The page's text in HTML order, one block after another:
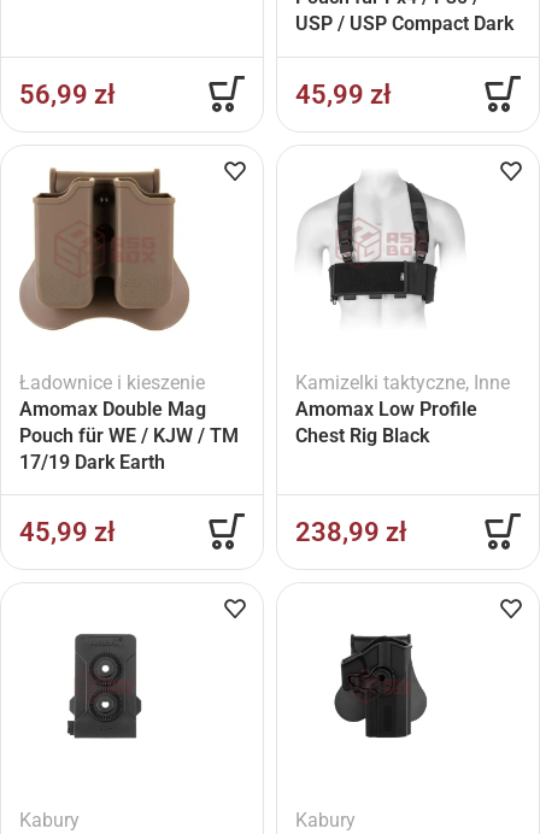
56,99 zł
USP / USP Compact Dark
45,99 zł
Ładownice i kieszenie
Amomax Double Mag
Pouch für WE / KJW / TM
17/19 Dark Earth
45,99 zł
Kamizelki taktyczne, Inne
Amomax Low Profile
Chest Rig Black
238,99 zł
Kabury
Kabury